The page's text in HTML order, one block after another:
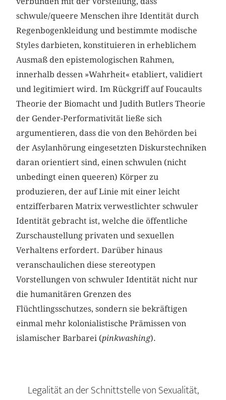
schwule/queere Menschen ihre Identität durch
Regenbogenkleidung und bestimmte modische
Styles darbieten, konstituieren in erheblichem
Ausmaß den epistemologischen Rahmen,
innerhalb dessen »Wahrheit« etabliert, validiert
und legitimiert wird. Im Rückgriff auf Foucaults
Theorie der Biomacht und Judith Butlers Theorie
der Gender-Performativität ließe sich
argumentieren, dass die von den Behörden bei
der Asylanhörung eingesetzten Diskurstechniken
daran orientiert sind, einen schwulen (nicht
unbedingt einen queeren) Körper zu
produzieren, der auf Linie mit einer leicht
entzifferbaren Matrix verwestlichter schwuler
Identität gebracht ist, welche die öffentliche
Zurschaustellung privaten und sexuellen
Verhaltens erfordert. Darüber hinaus
veranschaulichen diese stereotypen
Vorstellungen von schwuler Identität nicht nur
die humanitären Grenzen des
Flüchtlingsschutzes, sondern sie bekräftigen
einmal mehr kolonialistische Prämissen von
islamischer Barbarei (pinkwashing).
Legalität an der Schnittstelle von Sexualität,